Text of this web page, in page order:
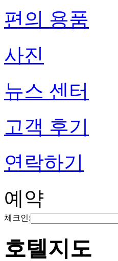
편의 용품
사진
뉴스 센터
고객 후기
연락하기
예약
체크인:
호텔지도